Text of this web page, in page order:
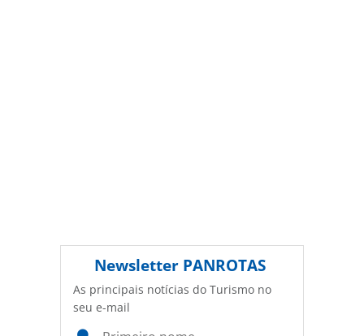
Newsletter PANROTAS
As principais notícias do Turismo no
seu e-mail